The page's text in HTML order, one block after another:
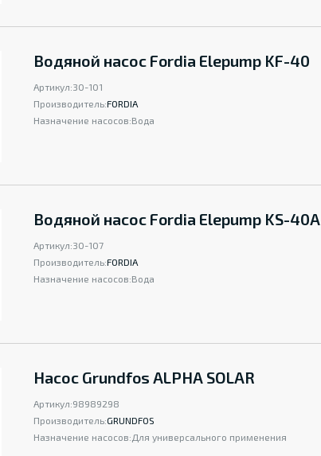
Водяной насос Fordia Elepump KF-40
Артикул:30-101
Производитель:FORDIA
Назначение насосов:Вода
Водяной насос Fordia Elepump KS-40A
Артикул:30-107
Производитель:FORDIA
Назначение насосов:Вода
Насос Grundfos ALPHA SOLAR
Артикул:98989298
Производитель:GRUNDFOS
Назначение насосов: Для универсального применения